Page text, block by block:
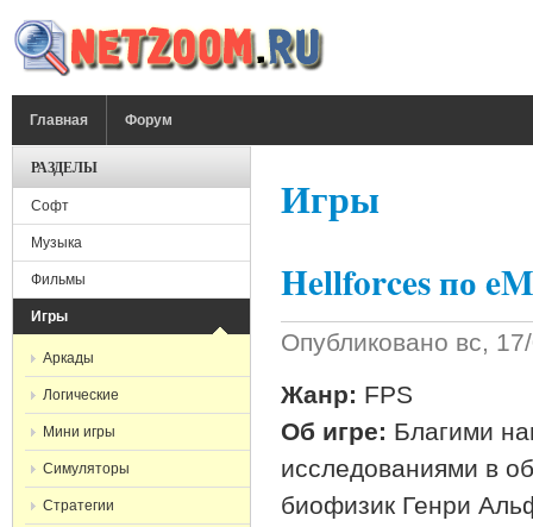
Главная Форум
Игры
Hellforces по
Опубликовано вс,
Жанр: FPS
Об игре: Благими
исследованиями в
биофизик Генри
РАЗДЕЛЫ
Софт
Музыка
Фильмы
Игры
Аркады
Логические
Мини игры
Симуляторы
Стратегии